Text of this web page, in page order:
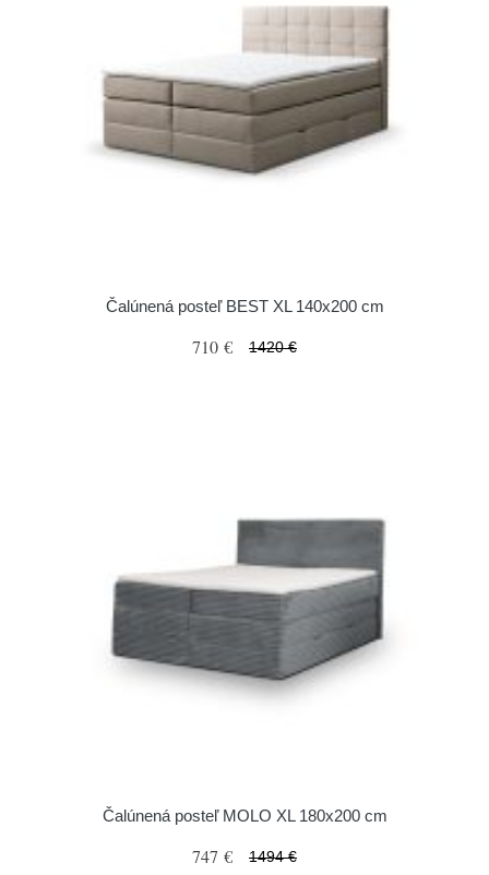
Čalúnená posteľ BEST XL 140x200 cm
710 € 1420 €
Čalúnená posteľ MOLO XL 180x200 cm
747 € 1494 €